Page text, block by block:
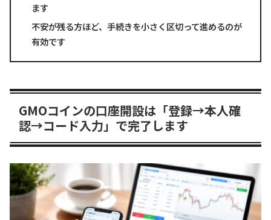
ます
不安が残る方ほど、手続きを小さく区切って進めるのが
有効です
GMOコインの口座開設は「登録→本人確
認→コード入力」で完了します